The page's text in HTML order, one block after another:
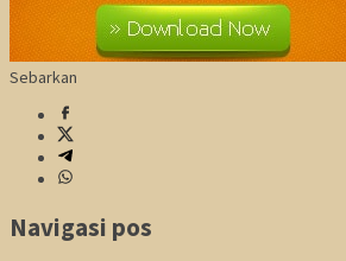
Sebarkan
Navigasi pos